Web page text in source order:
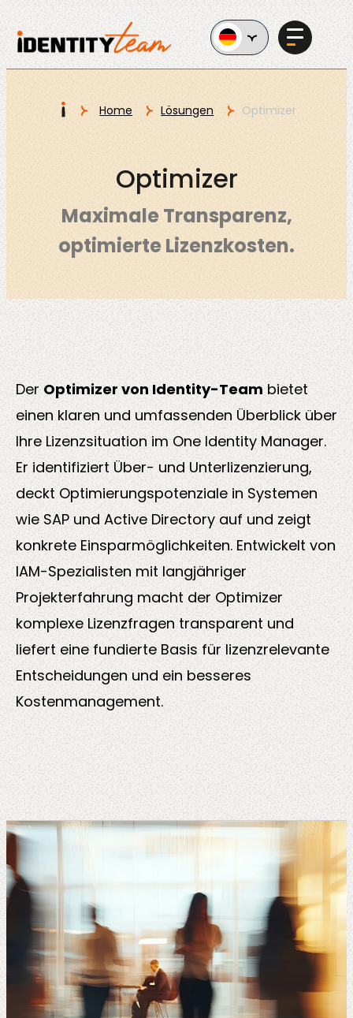
Unternehmen
Lösungen
Sektoren
Insights
About us
Home Lösungen Optimizer
Optimizer
Maximale Transparenz,
optimierte Lizenzkosten.
Der Optimizer von Identity-Team bietet
einen klaren und umfassenden Überblick über
Ihre Lizenzsituation im One Identity Manager.
Er identifiziert Über- und Unterlizenzierung,
deckt Optimierungspotenziale in Systemen
wie SAP und Active Directory auf und zeigt
konkrete Einsparmöglichkeiten. Entwickelt von
IAM-Spezialisten mit langjähriger
Projekterfahrung macht der Optimizer
komplexe Lizenzfragen transparent und
liefert eine fundierte Basis für lizenzrelevante
Entscheidungen und ein besseres
Kostenmanagement.